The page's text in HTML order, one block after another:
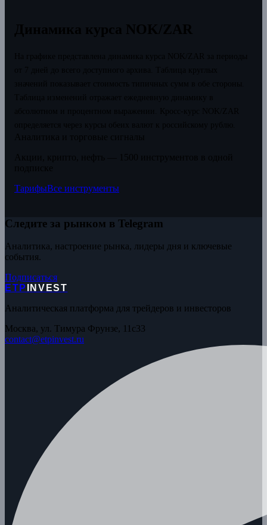
ТарифыВсе инструменты
Следите за рынком в Telegram
Аналитика, настроение рынка, лидеры дня и ключевые
события.
Подписаться
ETP
INVEST
Аналитическая платформа для трейдеров и инвесторов
Москва, ул. Тимура Фрунзе, 11с33
contact@etpinvest.ru